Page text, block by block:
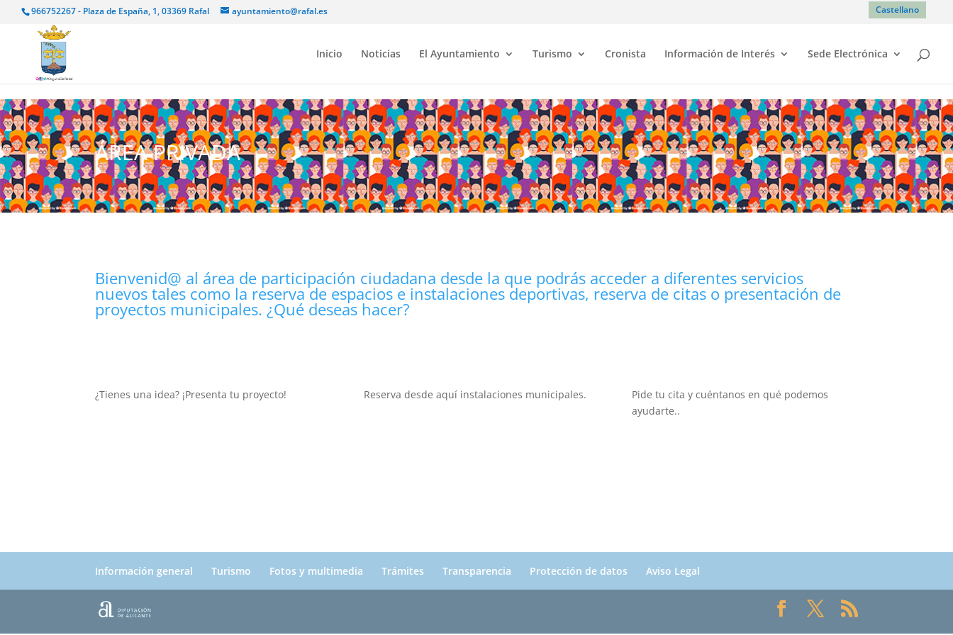
966752267 - Plaza de España, 1, 03369 Rafal ayuntamiento@rafal.es Castellano
Inicio Noticias El Ayuntamiento Turismo Cronista Información de Interés Sede Electrónica
ÁREA PRIVADA
Bienvenid@ al área de participación ciudadana desde la que podrás acceder a diferentes servicios
nuevos tales como la reserva de espacios e instalaciones deportivas, reserva de citas o presentación de
proyectos municipales. ¿Qué deseas hacer?
¿Tienes una idea? ¡Presenta tu proyecto! Reserva desde aquí instalaciones municipales.
Pide tu cita y cuéntanos en qué podemos
ayudarte..
Información general Turismo Fotos y multimedia Trámites Transparencia Protección de datos Aviso Legal